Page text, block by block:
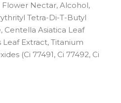
Nectar, Alcohol,
Tetra-Di-T-Butyl
Centella Asiatica Leaf
Leaf Extract, Titanium
(Ci 77491, Ci 77492, Ci